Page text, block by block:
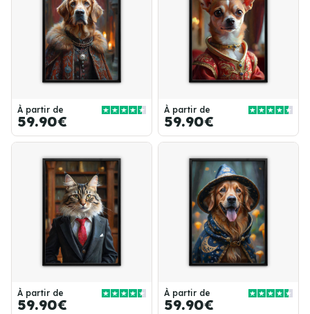
À partir de
59.90€
À partir de
59.90€
À partir de
59.90€
À partir de
59.90€